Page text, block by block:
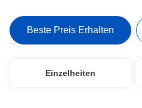
Beste Preis Erhalten
Einzelheiten